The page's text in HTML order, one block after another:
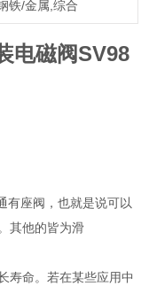
铁/金属,综合
电磁阀SV98
有座阀，也就是说可以
其他的皆为滑
寿命。若在某些应用中